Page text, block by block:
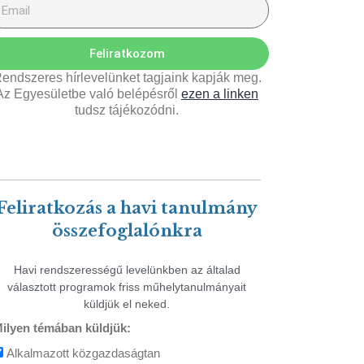
Feliratkozom
hírlevelünket tagjaink kapják meg.
Egyesületbe való belépésről ezen a linken
tudsz tájékozódni.
a havi tanulmány
összefoglalónkra
Havi rendszerességű levelünkben az általad
választott programok friss műhelytanulmányait
küldjük el neked.
témában küldjük:
Alkalmazott közgazdaságtan